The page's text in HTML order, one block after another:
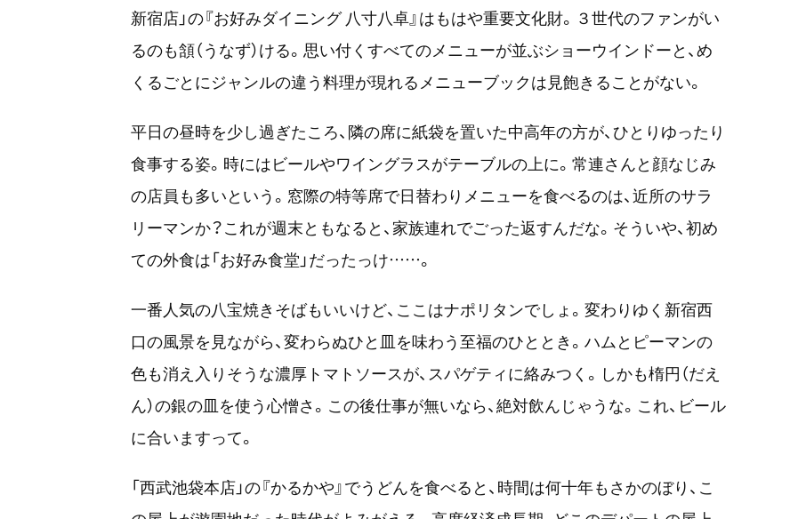
新宿店」の『お好みダイニング 八寸八卓』はもはや重要文化財。３世代のファンがい
るのも頷（うなず）ける。思い付くすべてのメニューが並ぶショーウインドーと、め
くるごとにジャンルの違う料理が現れるメニューブックは見飽きることがない。
平日の昼時を少し過ぎたころ、隣の席に紙袋を置いた中高年の方が、ひとりゆったり
食事する姿。時にはビールやワイングラスがテーブルの上に。常連さんと顔なじみ
の店員も多いという。窓際の特等席で日替わりメニューを食べるのは、近所のサラ
リーマンか？これが週末ともなると、家族連れでごった返すんだな。そういや、初め
ての外食は「お好み食堂」だったっけ……。
一番人気の八宝焼きそばもいいけど、ここはナポリタンでしょ。変わりゆく新宿西
口の風景を見ながら、変わらぬひと皿を味わう至福のひととき。ハムとピーマンの
色も消え入りそうな濃厚トマトソースが、スパゲティに絡みつく。しかも楕円（だえ
ん）の銀の皿を使う心憎さ。この後仕事が無いなら、絶対飲んじゃうな。これ、ビール
に合いますって。
「西武池袋本店」の『かるかや』でうどんを食べると、時間は何十年もさかのぼり、こ